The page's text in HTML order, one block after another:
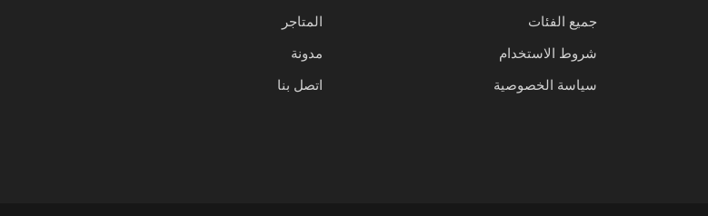
جميع الفئات
شروط الاستخدام
سياسة الخصوصية
المتاجر
مدونة
اتصل بنا